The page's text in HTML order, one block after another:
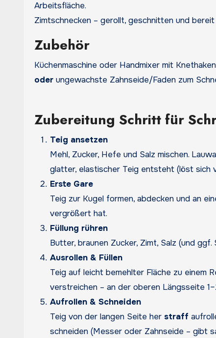
Zimtschnecken – gerollt, geschnitten und
Zubehör
Küchenmaschine oder Handmixer mit
oder ungewachste Zahnseide/Faden zum
Zubereitung Schritt für
Teig ansetzen
Mehl, Zucker, Hefe und Salz mischen.
glatter, elastischer Teig entsteht (löst sich
Erste Gare
Teig zur Kugel formen, abdecken und an
vergrößert hat.
Füllung rühren
Butter, braunen Zucker, Zimt, Salz (und
Ausrollen & Füllen
Teig auf leicht bemehlter Fläche zu einem
verstreichen – an der oberen Längsseite
Aufrollen & Schneiden
Teig von der langen Seite her straff
schneiden (Messer oder Zahnseide – gibt